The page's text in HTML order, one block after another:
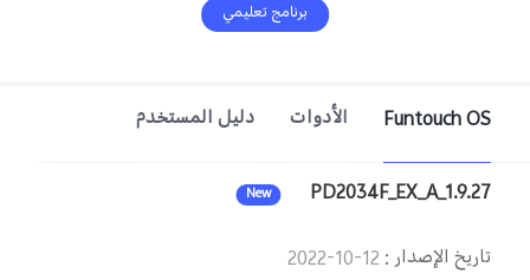
Saudi Arabia (AR) | حدد البلد/المنطقة
برنامج تعليمي
Funtouch OS الأدوات دليل المستخدم
PD2034F_EX_A_1.9.27
New
تاريخ الإصدار:
2022-10-12